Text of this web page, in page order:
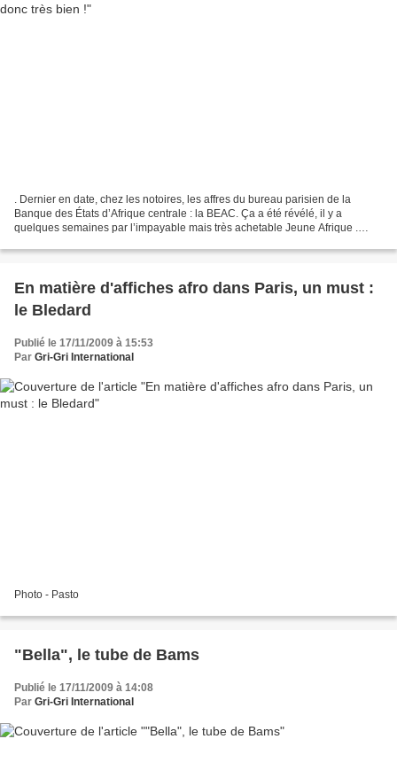
. Dernier en date, chez les notoires, les affres du bureau parisien de la
Banque des États d’Afrique centrale : la BEAC. Ça a été révélé, il y a
quelques semaines par l’impayable mais très achetable Jeune Afrique .
En matière d'affiches afro dans Paris, un must :
le Bledard
Publié le 17/11/2009 à 15:53
Par Gri-Gri International
Photo - Pasto
"Bella", le tube de Bams
Publié le 17/11/2009 à 14:08
Par Gri-Gri International